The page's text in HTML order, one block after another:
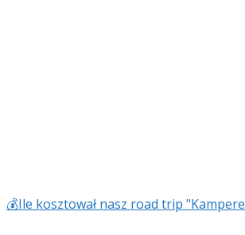
💰Ile kosztował nasz road trip